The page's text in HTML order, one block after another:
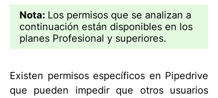
Nota: Los permisos que se analizan a
continuación están disponibles en los
planes Profesional y superiores.
Existen permisos específicos en Pipedrive
que pueden impedir que otros usuarios